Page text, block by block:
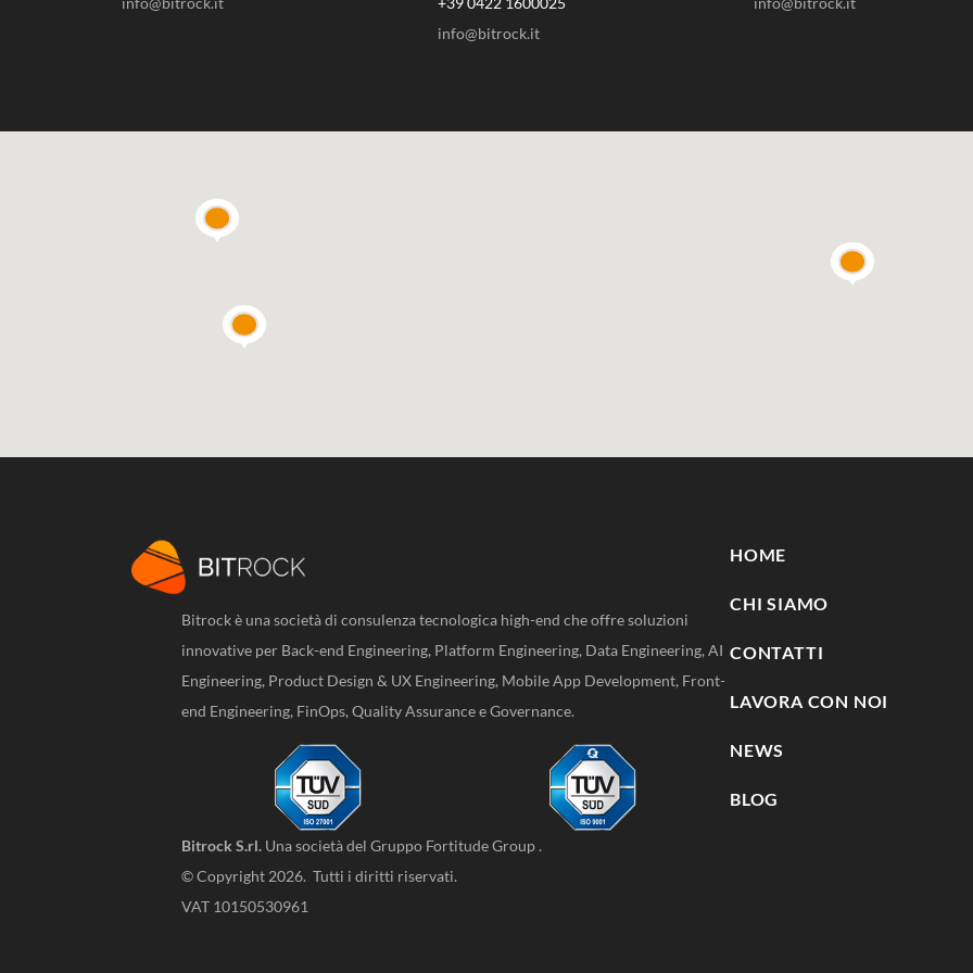
info@bitrock.it
Bitrock è una società di consulenza tecnologica high-end che offre soluzioni
innovative per Back-end Engineering, Platform Engineering, Data Engineering, AI
Engineering, Product Design & UX Engineering, Mobile App Development, Front-
end Engineering, FinOps, Quality Assurance e Governance.
Bitrock S.rl. Una società del Gruppo Fortitude Group.
© Copyright 2026. Tutti i diritti riservati.
VAT 10150530961
HOME
CHI SIAMO
CONTATTI
LAVORA CON NOI
NEWS
BLOG